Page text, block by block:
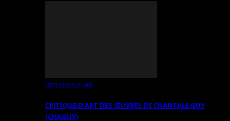
CRITIQUES D’ART
CRITIQUE D’ART DES ŒUVRES DE CHANTALE GUY
(CHAGUY)